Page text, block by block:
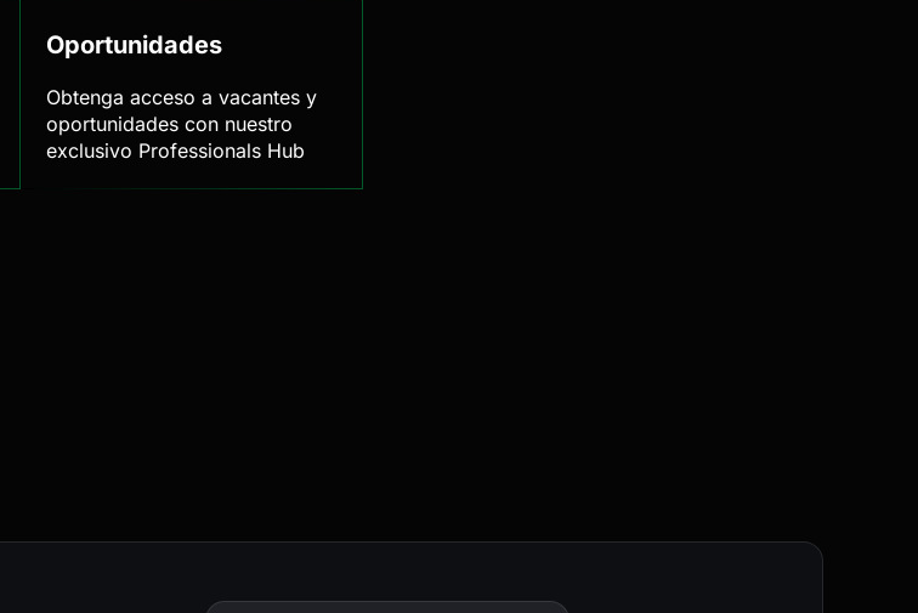
Oportunidades
Obtenga acceso a vacantes y
oportunidades con nuestro
exclusivo Professionals Hub